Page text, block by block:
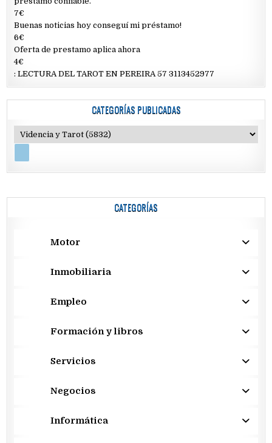
7€
Buenas noticias hoy conseguí mi préstamo!
6€
Oferta de prestamo aplica ahora
4€
: LECTURA DEL TAROT EN PEREIRA 57 3113452977
CATEGORÍAS PUBLICADAS
CATEGORÍAS
Motor
Inmobiliaria
Empleo
Formación y libros
Servicios
Negocios
Informática